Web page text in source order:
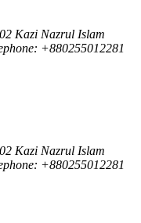
Kazi Nazrul Islam
+880255012281
Kazi Nazrul Islam
+880255012281